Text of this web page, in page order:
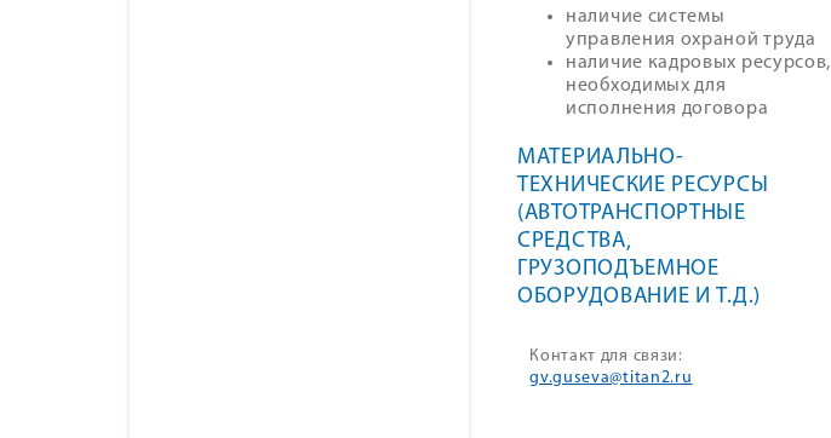
наличие системы
управления охраной труда
наличие кадровых ресурсов,
необходимых для
исполнения договора
МАТЕРИАЛЬНО-
ТЕХНИЧЕСКИЕ РЕСУРСЫ
(АВТОТРАНСПОРТНЫЕ
СРЕДСТВА,
ГРУЗОПОДЪЕМНОЕ
ОБОРУДОВАНИЕ И Т.Д.)
Контакт для связи:
gv.guseva@titan2.ru